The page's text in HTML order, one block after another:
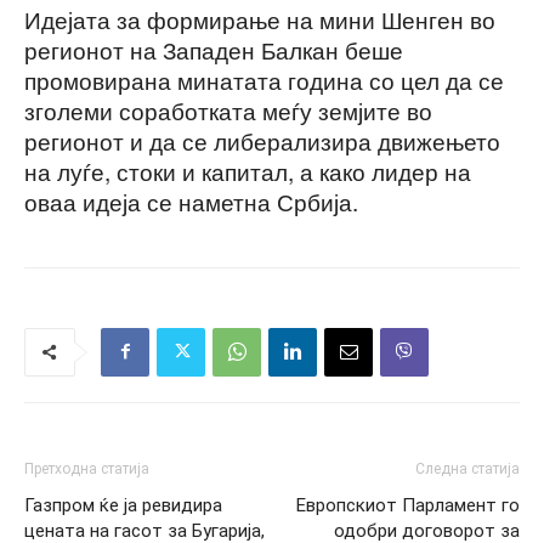
Идејата за формирање на мини Шенген во
регионот на Западен Балкан беше
промовирана минатата година со цел да се
зголеми соработката меѓу земјите во
регионот и да се либерализира движењето
на луѓе, стоки и капитал, а како лидер на
оваа идеја се наметна Србија.
Претходна статија
Газпром ќе ја ревидира
цената на гасот за Бугарија,
Следна статија
Европскиот Парламент го
одобри договорот за